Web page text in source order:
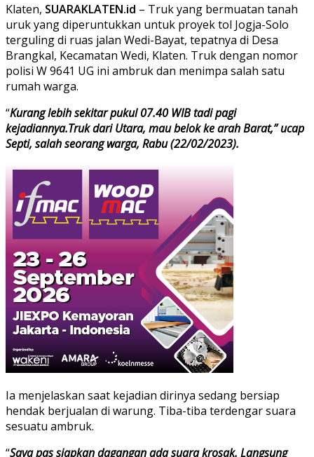
Klaten, SUARAKLATEN.id – Truk yang bermuatan tanah
uruk yang diperuntukkan untuk proyek tol Jogja-Solo
terguling di ruas jalan Wedi-Bayat, tepatnya di Desa
Brangkal, Kecamatan Wedi, Klaten. Truk dengan nomor
polisi W 9641 UG ini ambruk dan menimpa salah satu
rumah warga.
“Kurang lebih sekitar pukul 07.40 WIB tadi pagi
kejadiannya.Truk dari Utara, mau belok ke arah Barat,” ucap
Septi, salah seorang warga, Rabu (22/02/2023).
Ia menjelaskan saat kejadian dirinya sedang bersiap
hendak berjualan di warung. Tiba-tiba terdengar suara
sesuatu ambruk.
“Saya pas siapkan dagangan ada suara krosak. Langsung